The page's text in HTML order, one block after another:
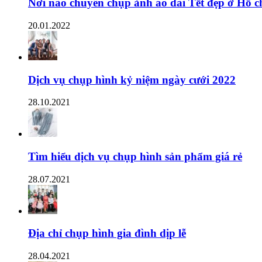
Nơi nào chuyên chụp ảnh áo dài Tết đẹp ở Hồ
20.01.2022
Dịch vụ chụp hình kỷ niệm ngày cưới 2022
28.10.2021
Tìm hiểu dịch vụ chụp hình sản phẩm giá rẻ
28.07.2021
Địa chỉ chụp hình gia đình dịp lễ
28.04.2021